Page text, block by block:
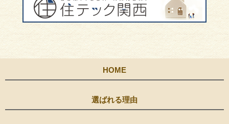
HOME
選ばれる理由